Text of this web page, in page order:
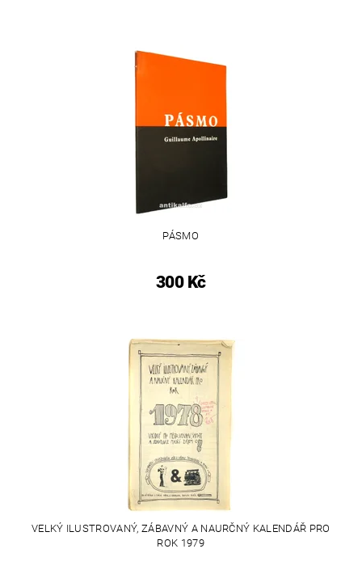
PÁSMO
300 Kč
VELKÝ ILUSTROVANÝ, ZÁBAVNÝ A NAURČNÝ KALENDÁŘ PRO
ROK 1979